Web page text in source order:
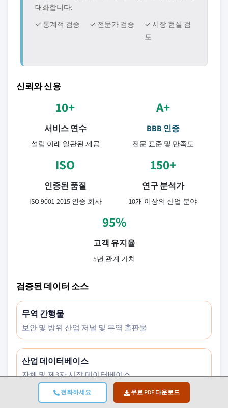
전화하세요 무료 PDF 다운로드
대화합니다:
✓ 통계적 검증
✓ 전문가 검증
✓ 시장 현실 검
토
신뢰와 신용
10+
서비스 연수
설립 이래 일관된 제공
A+
BBB 인증
전문 표준 및 만족도
ISO
인증된 품질
ISO 9001-2015 인증 회사
150+
연구 분석가
10개 이상의 산업 분야
95%
고객 유지율
5년 관계 가치
검증된 데이터 소스
무역 간행물
보안 및 방위 산업 저널 및 무역 출판물
산업 데이터베이스
자체 및 제3자 시장 데이터베이스